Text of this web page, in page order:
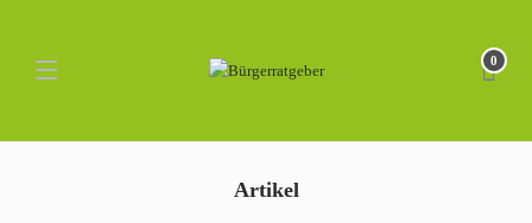
0
Artikel